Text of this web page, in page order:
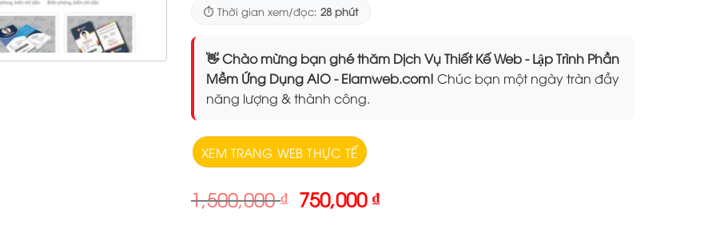
⏱️ Thời gian xem/đọc: 28 phút
👋 Chào mừng bạn ghé thăm Dịch Vụ Thiết Kế Web - Lập Trình Phần
Mềm Ứng Dụng AIO - Elamweb.com! Chúc bạn một ngày tràn đầy
năng lượng & thành công.
XEM TRANG WEB THỰC TẾ
1,500,000₫ Giá
gốc
750,000₫Giá